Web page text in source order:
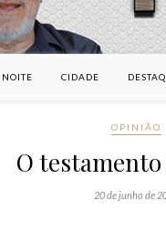
CIDADE
OPINIÃO
O testamento
20 de junho de